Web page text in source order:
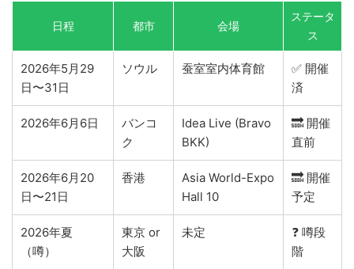
日程 都市 会場
ステータ
ス
2026年5月29
日〜31日
ソウル 蚕室室内体育館
✅ 開催
済
2026年6月6日
バンコ
ク
Idea Live (Bravo
BKK)
🔜 開催
直前
2026年6月20
日〜21日
香港
Asia World-Expo
Hall 10
🔜 開催
予定
2026年夏
（噂）
東京 or
大阪
未定
❓ 噂段
階